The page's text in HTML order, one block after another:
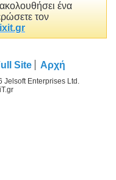
ένα
τον
Site Αρχή
Enterprises Ltd.